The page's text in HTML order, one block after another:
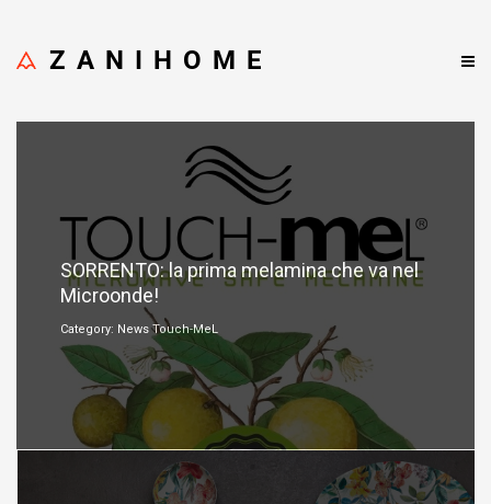
ZANIHOME
Gennaio 16, 2025
SORRENTO: la prima melamina che va nel
Microonde!
Category: News Touch-MeL